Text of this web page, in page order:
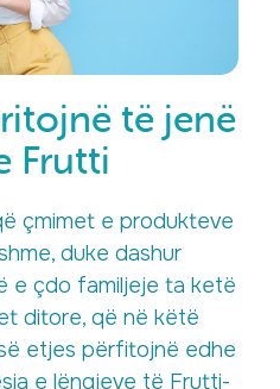
të jenë
Frutti
çmimet e produkteve
duke dashur
e çdo familjeje ta ketë
ditore, që në këtë
etjes përfitojnë edhe
e lëngjeve të Frutti-